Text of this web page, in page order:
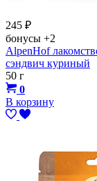
245 ₽
бонусы +2
AlpenHof
сэндвич куриный
50 г
0
В корзину